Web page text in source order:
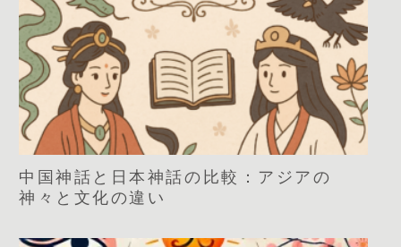
中国神話と日本神話の比較：アジアの
神々と文化の違い